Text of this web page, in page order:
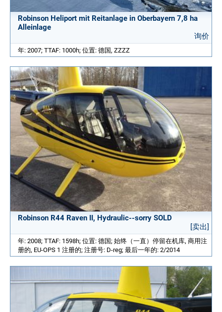
Robinson Heliport mit Reitanlage in Oberbayern 7,8 ha
Alleinlage
询价
年: 2007; TTAF: 1000h; 位置: 德国, ZZZZ
Robinson R44 Raven II, Hydraulic--sorry SOLD
[卖出]
年: 2008; TTAF: 1598h; 位置: 德国; 始终（一直）停留在机库, 商用注
册的, EU-OPS 1 注册的; 注册号: D-reg; 最后一年的: 2/2014